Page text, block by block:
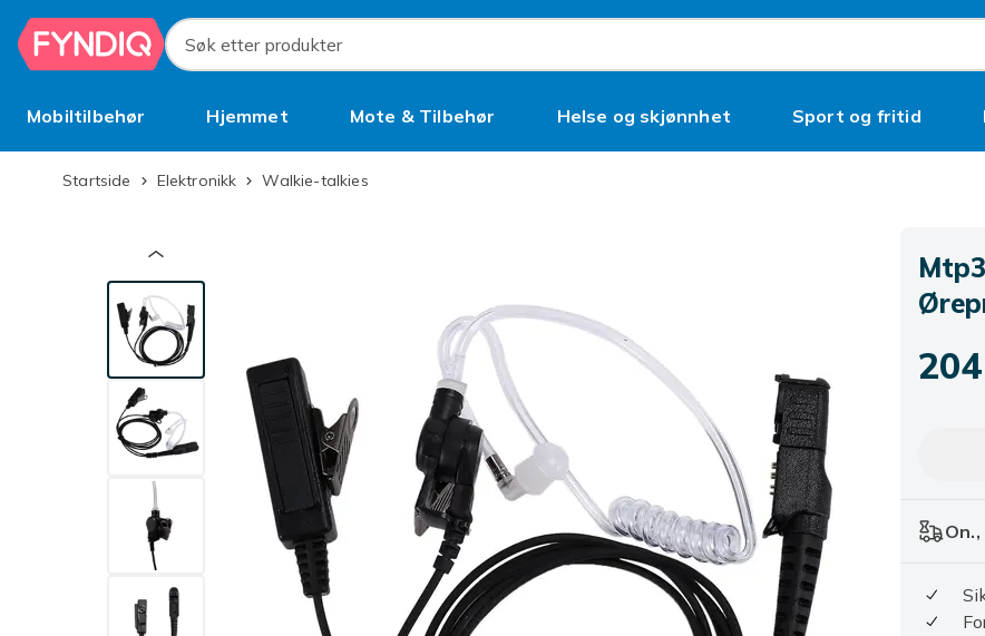
Hopp til hovedinnhold
Søk etter produkter
Mobiltilbehør Hjemmet Mote & Tilbehør Helse og skjønnhet Sport og fritid
BruktStartside Elektronikk Walkie-talkies